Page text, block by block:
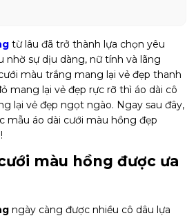
từ lâu đã trở thành lựa chọn yêu
nhờ sự dịu dàng, nữ tính và lãng
màu trắng mang lại vẻ đẹp thanh
mang lại vẻ đẹp rực rỡ thì áo dài cô
lại vẻ đẹp ngọt ngào. Ngay sau đây,
mẫu áo dài cưới màu hồng đẹp
màu hồng được ưa
ngày càng được nhiều cô dâu lựa